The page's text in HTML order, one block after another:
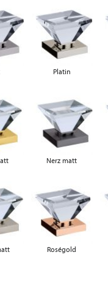
Platin
Nerz matt
Roségold